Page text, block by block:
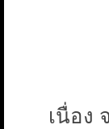
เนื่อง